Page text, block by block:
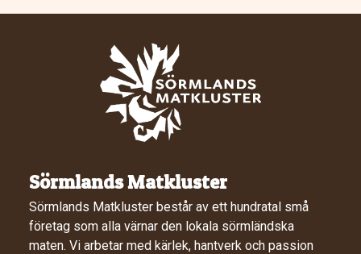
Sörmlands Matkluster
Sörmlands Matkluster består av ett hundratal små
företag som alla värnar den lokala sörmländska
maten. Vi arbetar med kärlek, hantverk och passion